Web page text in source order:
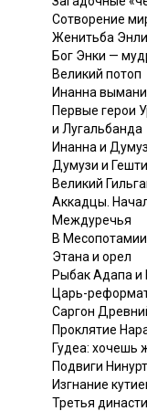
Сотворение
Женитьба
Бог Энки —
Великий потоп
Инанна
Первые герои
и Лугальбанда
Инанна и
Думузи и
Великий
Аккадцы.
Междуречья
В
Этана и орел
Рыбак Адапа
Царь-
Саргон
Проклятие
Гудеа: хочешь
Подвиги
Изгнание
Третья